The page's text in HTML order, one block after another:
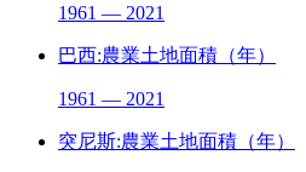
1961 — 2021
巴西:農業土地面積（年）
1961 — 2021
突尼斯:農業土地面積（年）